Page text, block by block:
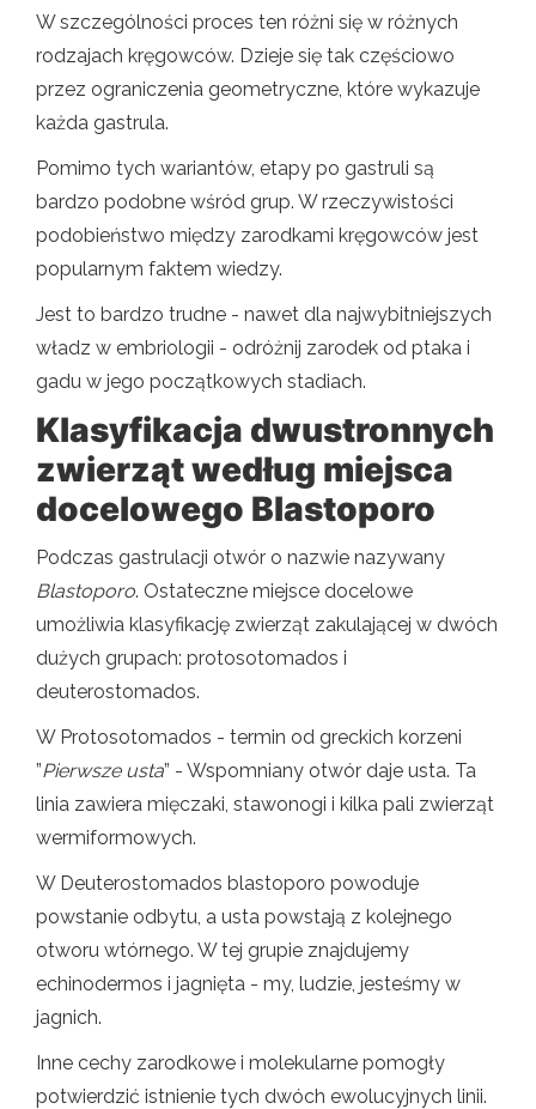
W szczególności proces ten różni się w różnych
rodzajach kręgowców. Dzieje się tak częściowo
przez ograniczenia geometryczne, które wykazuje
każda gastrula.
Pomimo tych wariantów, etapy po gastruli są
bardzo podobne wśród grup. W rzeczywistości
podobieństwo między zarodkami kręgowców jest
popularnym faktem wiedzy.
Jest to bardzo trudne - nawet dla najwybitniejszych
władz w embriologii - odróżnij zarodek od ptaka i
gadu w jego początkowych stadiach.
Klasyfikacja dwustronnych
zwierząt według miejsca
docelowego Blastoporo
Podczas gastrulacji otwór o nazwie nazywany
Blastoporo. Ostateczne miejsce docelowe
umożliwia klasyfikację zwierząt zakulającej w dwóch
dużych grupach: protosotomados i
deuterostomados.
W Protosotomados - termin od greckich korzeni
”Pierwsze usta” - Wspomniany otwór daje usta. Ta
linia zawiera mięczaki, stawonogi i kilka pali zwierząt
wermiformowych.
W Deuterostomados blastoporo powoduje
powstanie odbytu, a usta powstają z kolejnego
otworu wtórnego. W tej grupie znajdujemy
echinodermos i jagnięta - my, ludzie, jesteśmy w
jagnich.
Inne cechy zarodkowe i molekularne pomogły
potwierdzić istnienie tych dwóch ewolucyjnych linii.